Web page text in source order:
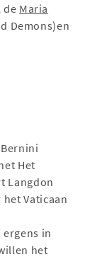
de Maria
Demons)en
Het
Langdon
Vaticaan
in
het